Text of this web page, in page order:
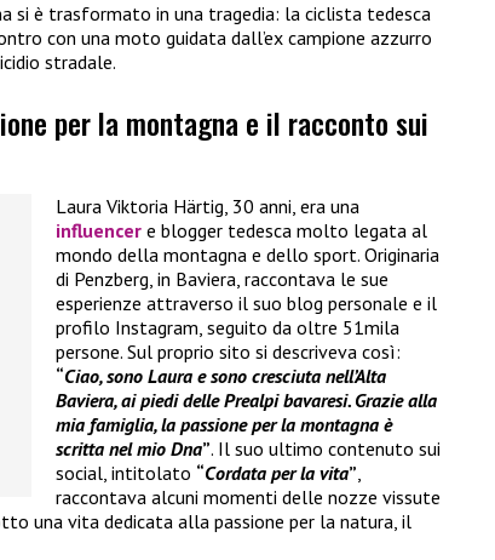
si è trasformato in una tragedia: la ciclista tedesca
con una moto guidata dall’ex campione azzurro
stradale.
per la montagna e il racconto sui
Laura Viktoria Härtig, 30 anni, era una
influencer e blogger tedesca molto legata al
mondo della montagna e dello sport. Originaria
di Penzberg, in Baviera, raccontava le sue
esperienze attraverso il suo blog personale e il
profilo Instagram, seguito da oltre 51mila
persone. Sul proprio sito si descriveva così:
“Ciao, sono Laura e sono cresciuta nell’Alta
Baviera, ai piedi delle Prealpi bavaresi. Grazie alla
mia famiglia, la passione per la montagna è
scritta nel mio Dna”. Il suo ultimo contenuto sui
social, intitolato “Cordata per la vita”,
raccontava alcuni momenti delle nozze vissute
una vita dedicata alla passione per la natura, il